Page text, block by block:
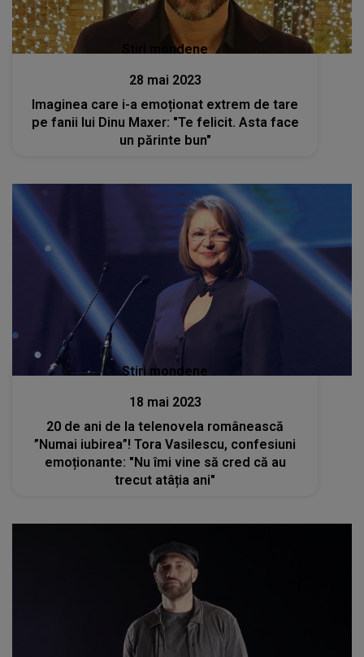
Stiri mondene
28 mai 2023
Imaginea care i-a emoționat extrem de tare
pe fanii lui Dinu Maxer: "Te felicit. Asta face
un părinte bun"
Stiri mondene
18 mai 2023
20 de ani de la telenovela românească
”Numai iubirea”! Tora Vasilescu, confesiuni
emoționante: "Nu îmi vine să cred că au
trecut atâția ani"